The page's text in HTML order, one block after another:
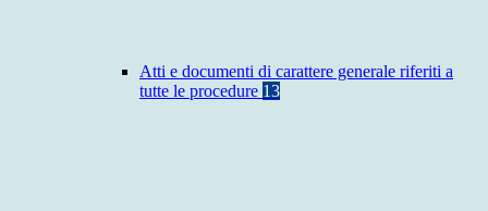
Atti e documenti di carattere generale riferiti a
tutte le procedure 13